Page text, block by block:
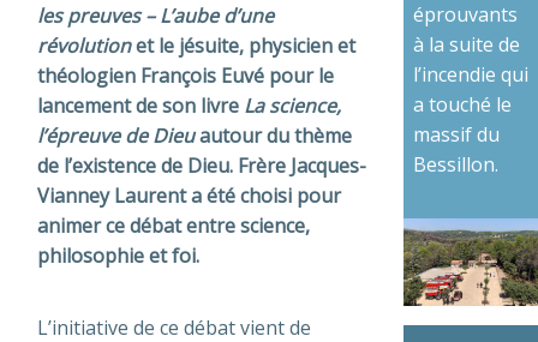
les preuves – L’aube d’une
révolutionet le jésuite, physicien et
théologien François Euvé pour le
lancement de son livre La science,
l’épreuve de Dieuautour du thème
de l’existencede Dieu. Frère Jacques-
Vianney Laurent a été choisi pour
animer ce débat entre science,
philosophie et foi.
L’initiative de ce débat vient de
éprouvants
à la suite de
l’incendie qui
a touché le
massif du
Bessillon.